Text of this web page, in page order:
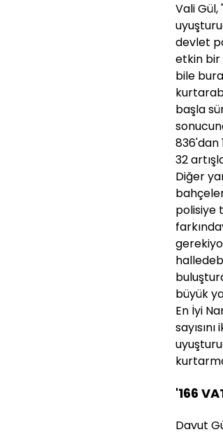
Vali
devlet
etkin bir
bile
başla
836'dan
32
Diğer
polisiye
büyük
En İyi
'166
Davut